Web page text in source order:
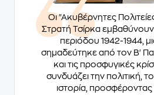
Οι "Ακυβέρνητες
Στρατή Τσίρκα εμβαθύνουν
περιόδου 1942-1944,
σημαδεύτηκε από τον Β'
και τις προσφυγικές
συνδυάζει την πολιτική,
ιστορία, προσφέροντας